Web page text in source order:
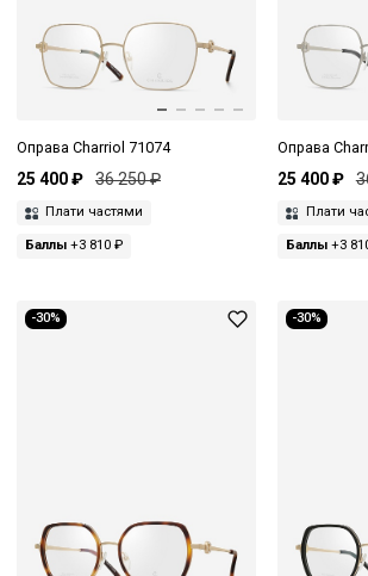
Оправа Charriol 71074
25 400 ₽ 36 250 ₽
Плати частями
Баллы +3 810 ₽
Оправа
25 400 ₽
Плати
Баллы+3
-30% -30%